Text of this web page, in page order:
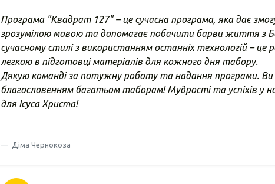
Програма "Квадрат 127" – це сучасна програма, яка дає
зрозумілою мовою та допомагає побачити барви життя з
сучасному стилі з використанням останніх технологій – це
легкою в підготовці матеріалів для кожного дня табору.
Дякую команді за потужну роботу та надання програми.
благословенням багатьом таборам! Мудрості та успіхів у
для Ісуса Христа!
Діма Чернокоза